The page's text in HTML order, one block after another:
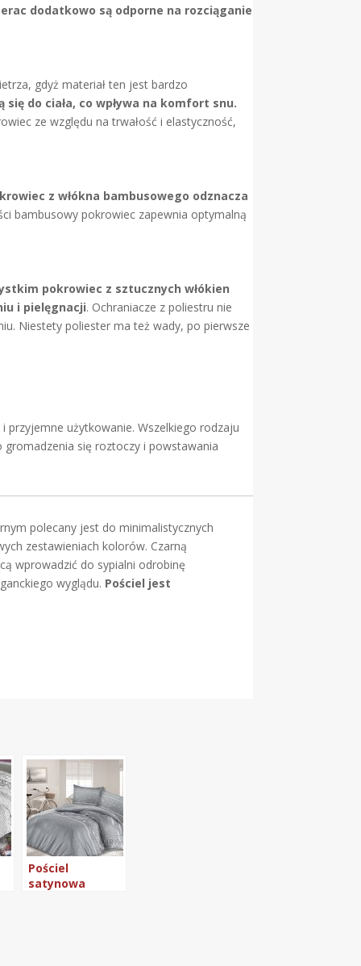
dodatkowo są odporne na rozciąganie
gdyż materiał ten jest bardzo
do ciała, co wpływa na komfort snu.
ze względu na trwałość i elastyczność,
z włókna bambusowego odznacza
bambusowy pokrowiec zapewnia optymalną
pokrowiec z sztucznych włókien
i pielęgnacji. Ochraniacze z poliestru nie
Niestety poliester ma też wady, po pierwsze
przyjemne użytkowanie. Wszelkiego rodzaju
gromadzenia się roztoczy i powstawania
polecany jest do minimalistycznych
zestawieniach kolorów. Czarną
wprowadzić do sypialni odrobinę
wyglądu. Pościel jest
Pościel
satynowa